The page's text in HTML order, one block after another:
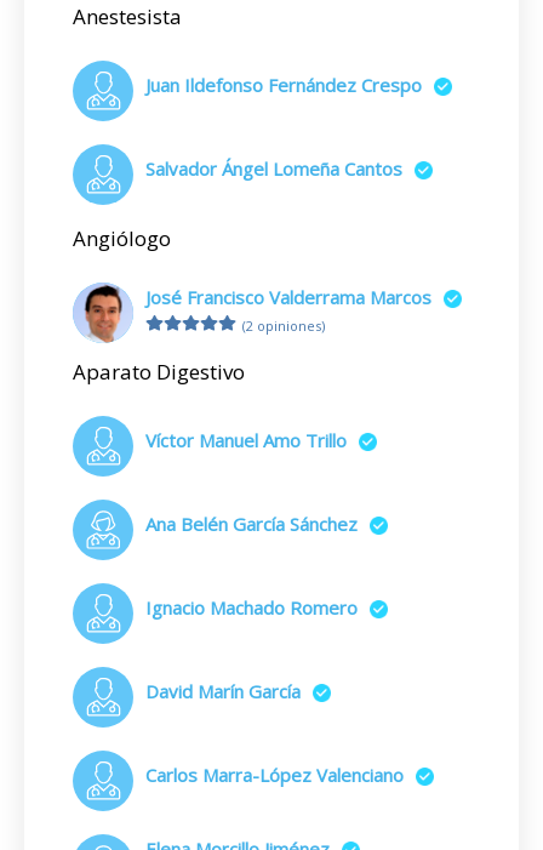
Anestesista
Juan Ildefonso Fernández Crespo
Salvador Ángel Lomeña Cantos
Angiólogo
José Francisco Valderrama Marcos
(2 opiniones)
Aparato Digestivo
Víctor Manuel Amo Trillo
Ana Belén García Sánchez
Ignacio Machado Romero
David Marín García
Carlos Marra-López Valenciano